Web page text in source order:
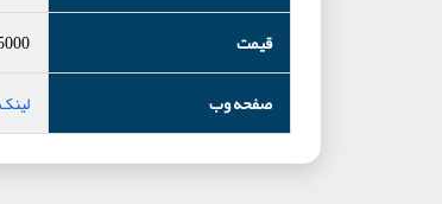
قیمت
صفحه وب